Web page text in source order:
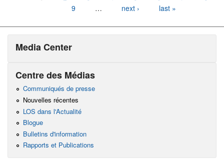
9
… next › last »
Media Center
Centre des Médias
Communiqués de presse
Nouvelles récentes
LOS dans l'Actualité
Blogue
Bulletins d'information
Rapports et Publications